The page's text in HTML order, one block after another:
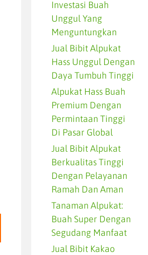
Investasi Buah
Unggul Yang
Menguntungkan
Jual Bibit Alpukat
Hass Unggul Dengan
Daya Tumbuh Tinggi
Alpukat Hass Buah
Premium Dengan
Permintaan Tinggi
Di Pasar Global
Jual Bibit Alpukat
Berkualitas Tinggi
Dengan Pelayanan
Ramah Dan Aman
Tanaman Alpukat:
Buah Super Dengan
Segudang Manfaat
Jual Bibit Kakao